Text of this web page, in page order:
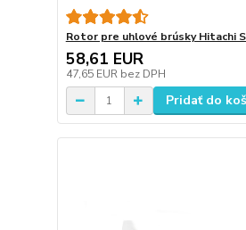
Rotor pre uhlové brúsky Hitachi
58,61 EUR
47,65 EUR bez DPH
Pridať do